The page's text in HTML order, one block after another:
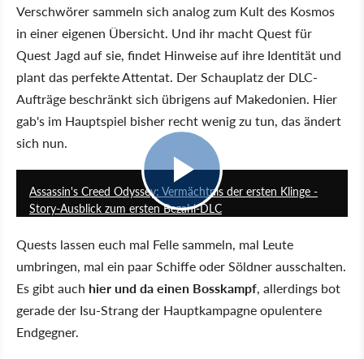
Verschwörer sammeln sich analog zum Kult des Kosmos
in einer eigenen Übersicht. Und ihr macht Quest für
Quest Jagd auf sie, findet Hinweise auf ihre Identität und
plant das perfekte Attentat. Der Schauplatz der DLC-
Aufträge beschränkt sich übrigens auf Makedonien. Hier
gab's im Hauptspiel bisher recht wenig zu tun, das ändert
sich nun.
Assassin's Creed Odyssey: Vermächtnis der ersten Klinge -
Story-Ausblick zum ersten Bezahl-DLC
Quests lassen euch mal Felle sammeln, mal Leute
umbringen, mal ein paar Schiffe oder Söldner ausschalten.
Es gibt auch hier und da einen Bosskampf, allerdings bot
gerade der Isu-Strang der Hauptkampagne opulentere
Endgegner.